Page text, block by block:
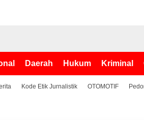
Daerah Hukum Kriminal
Kode Etik Jurnalistik OTOMOTIF